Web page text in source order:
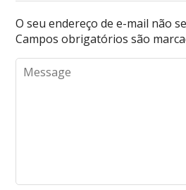
O seu endereço de e-mail não
Campos obrigatórios são